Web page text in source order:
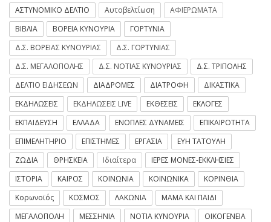
ΑΣΤΥΝΟΜΙΚΟ ΔΕΛΤΙΟ Αυτοβελτίωση
ΑΦΙΕΡΩΜΑΤΑ
ΒΙΒΛΙΑ
ΒΟΡΕΙΑ ΚΥΝΟΥΡΙΑ
ΓΟΡΤΥΝΙΑ
Δ.Σ. ΒΟΡΕΙΑΣ ΚΥΝΟΥΡΙΑΣ
Δ.Σ. ΓΟΡΤΥΝΙΑΣ
Δ.Σ. ΜΕΓΑΛΟΠΟΛΗΣ
Δ.Σ. ΝΟΤΙΑΣ ΚΥΝΟΥΡΙΑΣ
Δ.Σ. ΤΡΙΠΟΛΗΣ
ΔΕΛΤΙΟ ΕΙΔΗΣΕΩΝ
ΔΙΑΔΡΟΜΕΣ ΔΙΑΤΡΟΦΗ
ΔΙΚΑΣΤΙΚΑ
ΕΚΔΗΛΩΣΕΙΣ
ΕΚΔΗΛΩΣΕΙΣ LIVE ΕΚΘΕΣΕΙΣ
ΕΚΛΟΓΕΣ
ΕΚΠΑΙΔΕΥΣΗ
ΕΛΛΑΔΑ ΕΝΟΠΛΕΣ ΔΥΝΑΜΕΙΣ
ΕΠΙΚΑΙΡΟΤΗΤΑ
ΕΠΙΜΕΛΗΤΗΡΙΟ
ΕΠΙΣΤΗΜΕΣ ΕΡΓΑΣΙΑ
ΕΥΗ ΤΑΤΟΥΛΗ
ΖΩΔΙΑ
ΘΡΗΣΚΕΙΑ Ιδιαίτερα
ΙΕΡΕΣ ΜΟΝΕΣ-ΕΚΚΛΗΣΙΕΣ
ΙΣΤΟΡΙΑ
ΚΑΙΡΟΣ ΚΟΙΝΩΝΙΑ ΚΟΙΝΩΝΙΚΑ
ΚΟΡΙΝΘΙΑ
Κορωνοϊός
ΚΟΣΜΟΣ ΛΑΚΩΝΙΑ
ΜΑΜΑ ΚΑΙ ΠΑΙΔΙ
ΜΕΓΑΛΟΠΟΛΗ
ΜΕΣΣΗΝΙΑ ΝΟΤΙΑ ΚΥΝΟΥΡΙΑ
ΟΙΚΟΓΕΝΕΙΑ